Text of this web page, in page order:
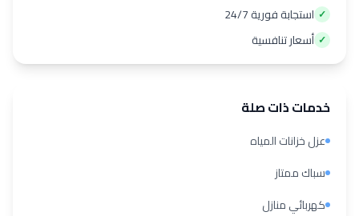
✓ استجابة فورية 24/7
✓ أسعار تنافسية
خدمات ذات صلة
عزل خزانات المياه
سباك ممتاز
كهربائي منازل